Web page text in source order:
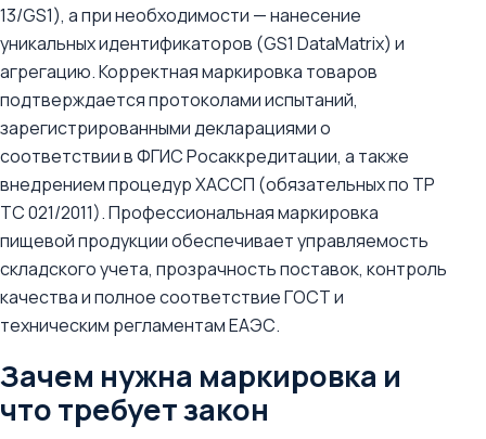
13/GS1), а при необходимости — нанесение
уникальных идентификаторов (GS1 DataMatrix) и
агрегацию. Корректная маркировка товаров
подтверждается протоколами испытаний,
зарегистрированными декларациями о
соответствии в ФГИС Росаккредитации, а также
внедрением процедур ХАССП (обязательных по ТР
ТС 021/2011). Профессиональная маркировка
пищевой продукции обеспечивает управляемость
складского учета, прозрачность поставок, контроль
качества и полное соответствие ГОСТ и
техническим регламентам ЕАЭС.
Зачем нужна маркировка и
что требует закон